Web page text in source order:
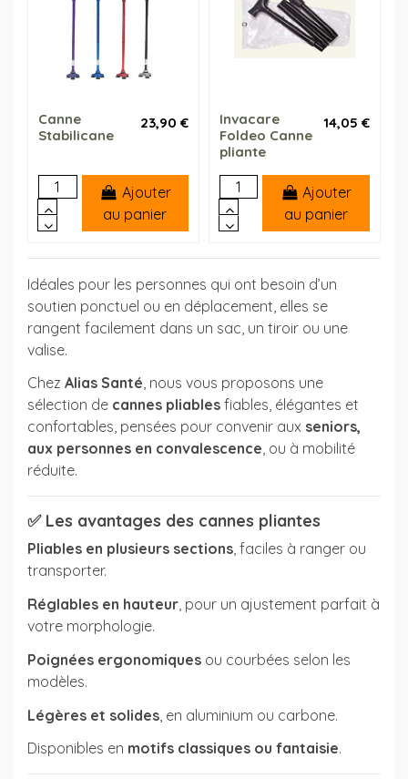
Canne
Stabilicane
23,90 €
Ajouter
au panier
Invacare
Foldeo Canne
pliante
14,05 €
Ajouter
au panier
Idéales pour les personnes qui ont besoin d’un
soutien ponctuel ou en déplacement, elles se
rangent facilement dans un sac, un tiroir ou une
valise.
Chez Alias Santé, nous vous proposons une
sélection de cannes pliables fiables, élégantes et
confortables, pensées pour convenir aux seniors,
aux personnes en convalescence, ou à mobilité
réduite.
✅ Les avantages des cannes pliantes
Pliables en plusieurs sections, faciles à ranger ou
transporter.
Réglables en hauteur, pour un ajustement parfait à
votre morphologie.
Poignées ergonomiques ou courbées selon les
modèles.
Légères et solides , en aluminium ou carbone.
Disponibles en motifs classiques ou fantaisie.